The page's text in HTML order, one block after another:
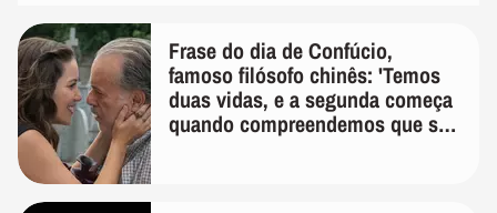
Frase do dia de Confúcio,
famoso filósofo chinês: 'Temos
duas vidas, e a segunda começa
quando compreendemos que só